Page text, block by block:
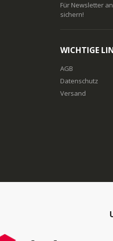
Für Newsletter
sichern!
WICHTIGE
AGB
Datenschutz
Versand